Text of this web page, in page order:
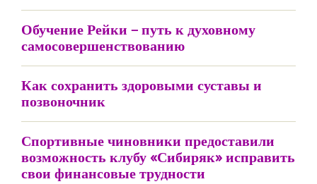
Обучение Рейки – путь к духовному
самосовершенствованию
Как сохранить здоровыми суставы и
позвоночник
Спортивные чиновники предоставили
возможность клубу «Сибиряк» исправить
свои финансовые трудности